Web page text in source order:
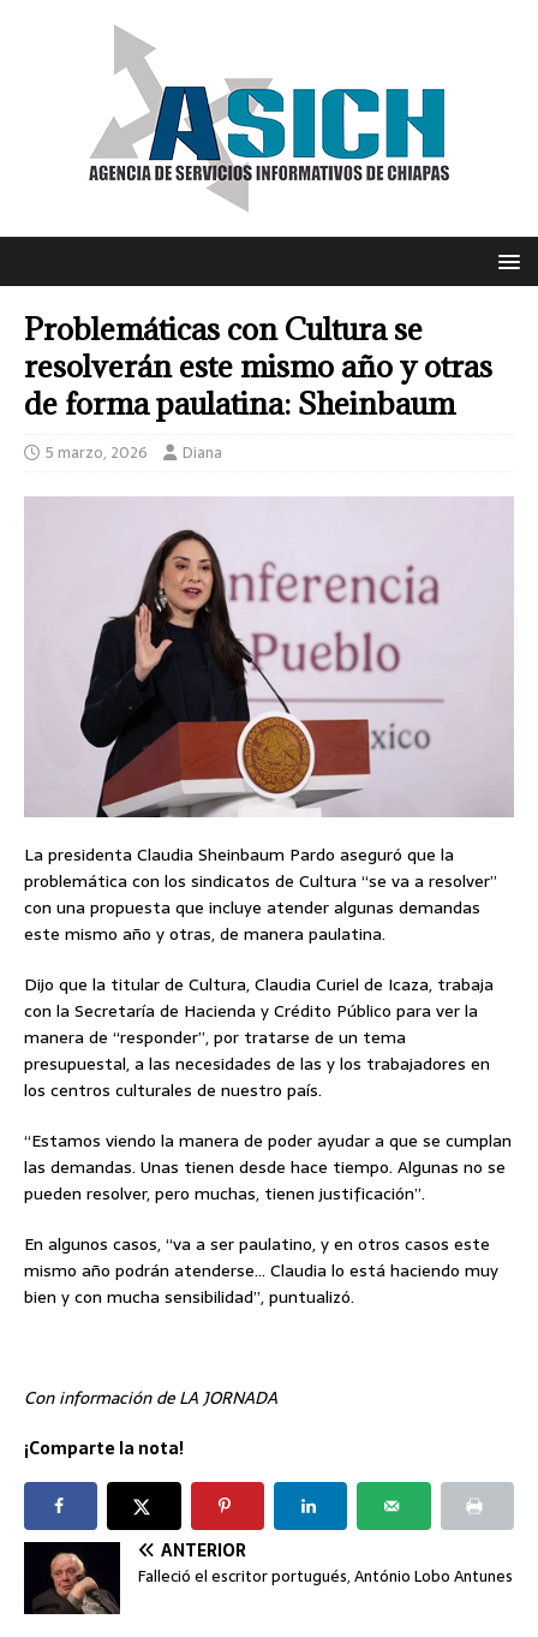
Problemáticas con Cultura se
resolverán este mismo año y otras
de forma paulatina: Sheinbaum
5 marzo, 2026 Diana
La presidenta Claudia Sheinbaum Pardo aseguró que la
problemática con los sindicatos de Cultura “se va a resolver”
con una propuesta que incluye atender algunas demandas
este mismo año y otras, de manera paulatina.
Dijo que la titular de Cultura, Claudia Curiel de Icaza, trabaja
con la Secretaría de Hacienda y Crédito Público para ver la
manera de “responder”, por tratarse de un tema
presupuestal, a las necesidades de las y los trabajadores en
los centros culturales de nuestro país.
“Estamos viendo la manera de poder ayudar a que se cumplan
las demandas. Unas tienen desde hace tiempo. Algunas no se
pueden resolver, pero muchas, tienen justificación”.
En algunos casos, “va a ser paulatino, y en otros casos este
mismo año podrán atenderse… Claudia lo está haciendo muy
bien y con mucha sensibilidad”, puntualizó.
Con información de LA JORNADA
¡Comparte la nota!
ANTERIOR
Falleció el escritor portugués, António Lobo Antunes